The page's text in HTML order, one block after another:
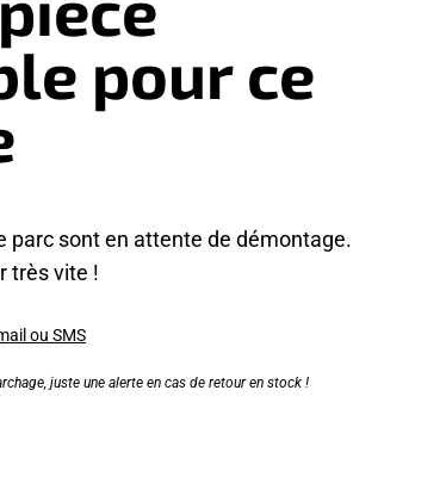
pour ce
parc sont en attente de démontage.
très vite !
ou SMS
juste une alerte en cas de retour en stock !